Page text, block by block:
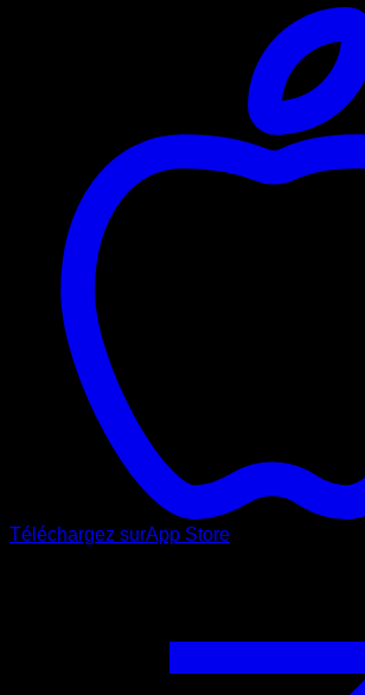
Téléchargez surApp Store